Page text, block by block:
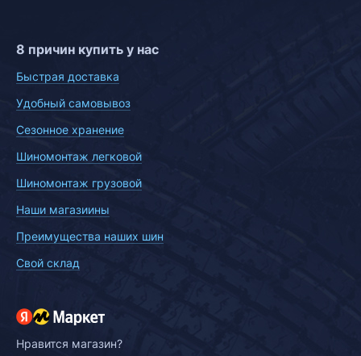
8 причин купить у нас
Быстрая доставка
Удобный самовывоз
Сезонное хранение
Шиномонтаж легковой
Шиномонтаж грузовой
Наши магазиины
Преимущества наших шин
Свой склад
Нравится магазин?